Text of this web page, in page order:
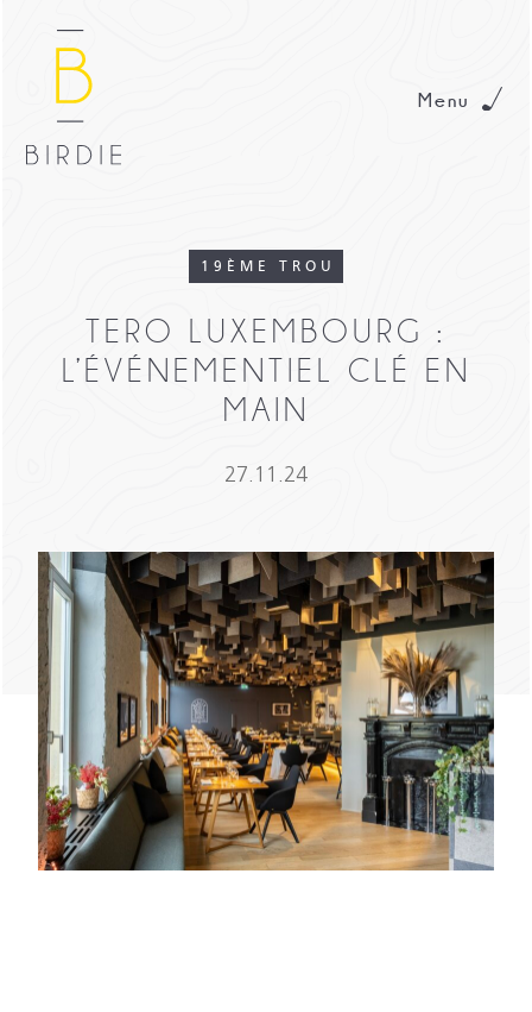
19ÈME TROU
TERO LUXEMBOURG :
L’ÉVÉNEMENTIEL CLÉ EN
MAIN
27.11.24
Menu